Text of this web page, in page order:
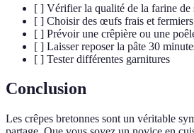
[ ] Vérifier la qualité de la farine de
[ ] Choisir des œufs frais et fermiers
[ ] Prévoir une crêpière ou une
[ ] Laisser reposer la pâte 30
[ ] Tester différentes garnitures
Conclusion
Les crêpes bretonnes sont un véritable